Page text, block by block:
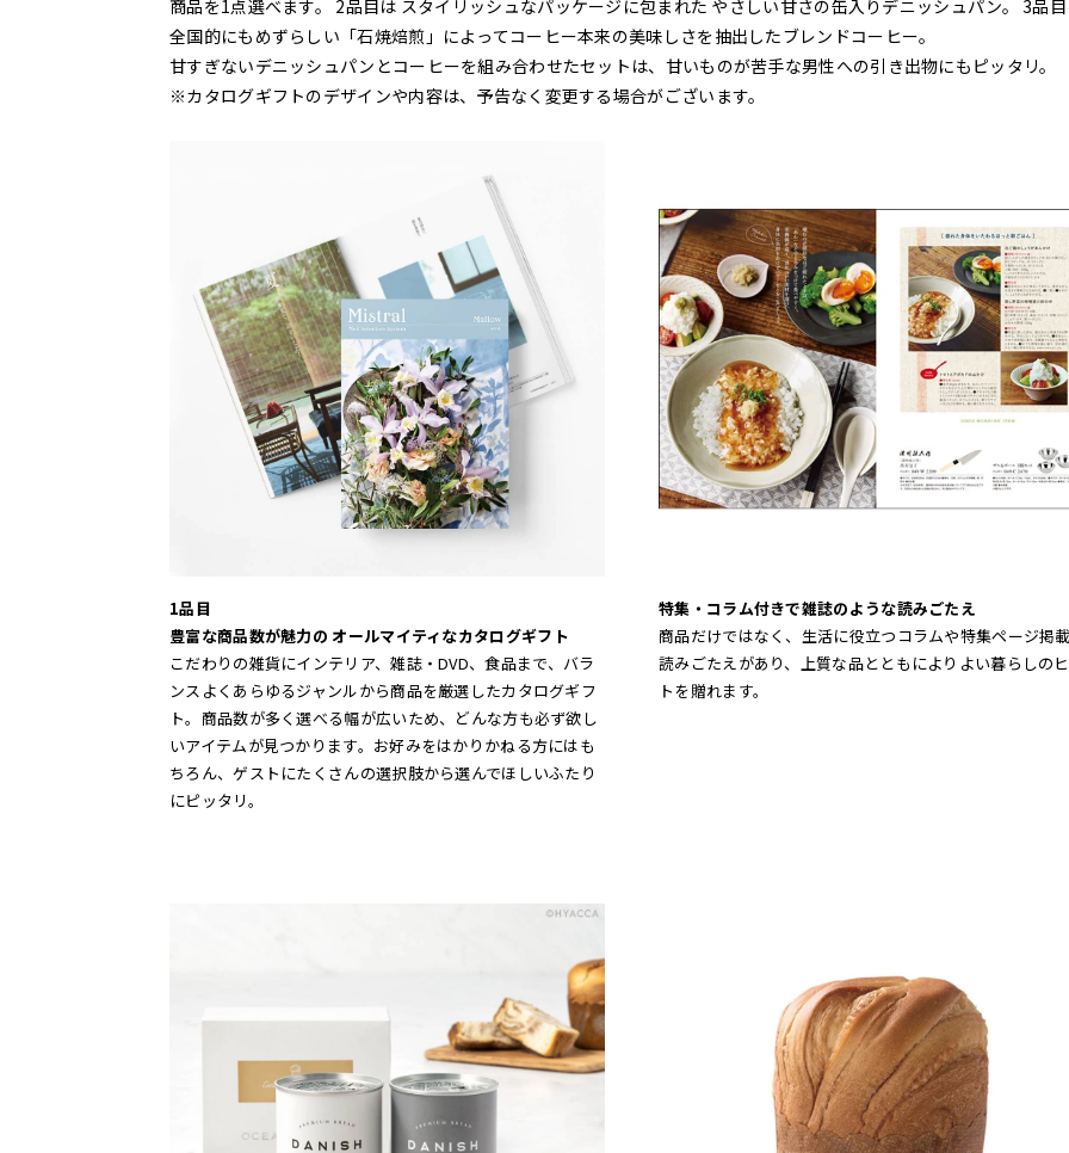
商品を1点選べます。 2品目は スタイリッシュなパッケージに包まれた やさしい甘さの缶入りデニッシュパン。 3品
全国的にもめずらしい「石焼焙煎」によってコーヒー本来の美味しさを抽出したブレンドコーヒー。
甘すぎないデニッシュパンとコーヒーを組み合わせたセットは、甘いものが苦手な男性への引き出物にもピッタリ。
※カタログギフトのデザインや内容は、予告なく変更する場合がございます。
1品目
豊富な商品数が魅力の オールマイティなカタログギフト
こだわりの雑貨にインテリア、雑誌・DVD、食品まで、バラ
ンスよくあらゆるジャンルから商品を厳選したカタログギフ
ト。商品数が多く選べる幅が広いため、どんな方も必ず欲し
いアイテムが見つかります。お好みをはかりかねる方にはも
ちろん、ゲストにたくさんの選択肢から選んでほしいふたり
にピッタリ。
特集・コラム付きで雑誌のような読みごたえ
商品だけではなく、生活に役立つコラムや特集ページ掲
読みごたえがあり、上質な品とともによりよい暮らしの
トを贈れます。